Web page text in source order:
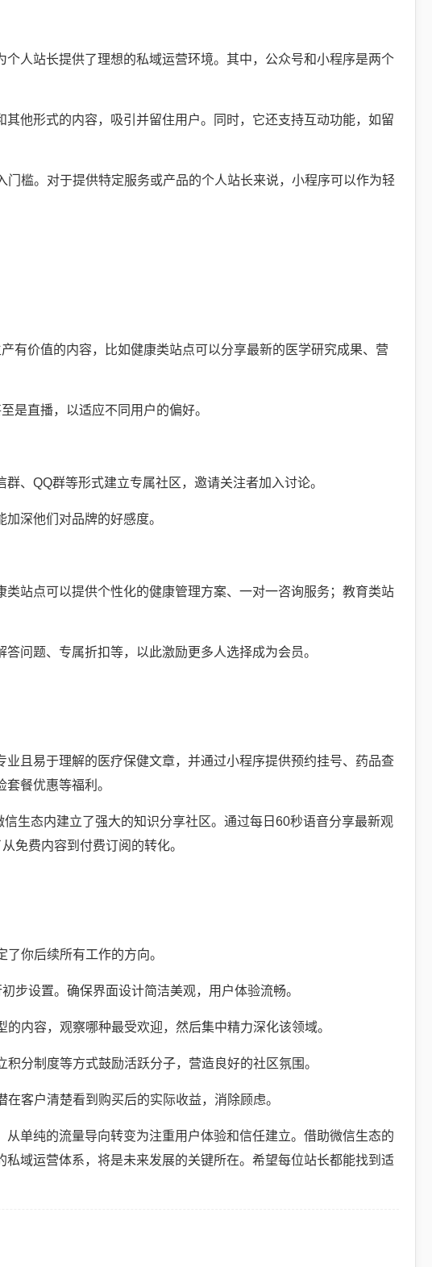
人站长提供了理想的私域运营环境。其中，公众号和小程序是两个
他形式的内容，吸引并留住用户。同时，它还支持互动功能，如留
槛。对于提供特定服务或产品的个人站长来说，小程序可以作为轻
有价值的内容，比如健康类站点可以分享最新的医学研究成果、营
是直播，以适应不同用户的偏好。
、QQ群等形式建立专属社区，邀请关注者加入讨论。
深他们对品牌的好感度。
站点可以提供个性化的健康管理方案、一对一咨询服务；教育类站
问题、专属折扣等，以此激励更多人选择成为会员。
且易于理解的医疗保健文章，并通过小程序提供预约挂号、药品查
餐优惠等福利。
生态内建立了强大的知识分享社区。通过每日60秒语音分享最新观
免费内容到付费订阅的转化。
你后续所有工作的方向。
步设置。确保界面设计简洁美观，用户体验流畅。
内容，观察哪种最受欢迎，然后集中精力深化该领域。
分制度等方式鼓励活跃分子，营造良好的社区氛围。
客户清楚看到购买后的实际收益，消除顾虑。
单纯的流量导向转变为注重用户体验和信任建立。借助微信生态的
域运营体系，将是未来发展的关键所在。希望每位站长都能找到适